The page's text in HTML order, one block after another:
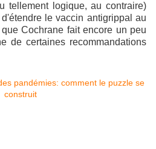
tellement logique, au contraire)
le vaccin antigrippal au
Cochrane fait encore un peu
de certaines recommandations